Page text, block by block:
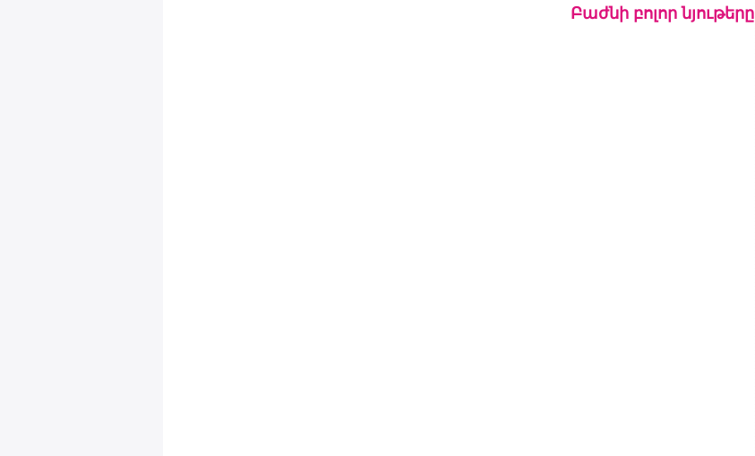
Բաժնի բոլոր նյութերը